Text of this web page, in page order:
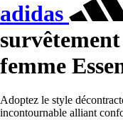
adidas
femme
Adoptez le style
incontournable alliant